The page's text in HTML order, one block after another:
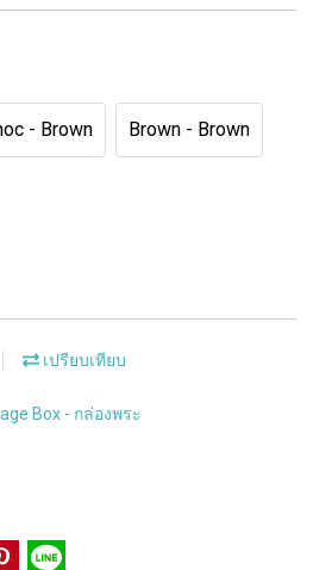
- Brown Brown - Brown
เปรียบเทียบ
Box - กล่องพระ